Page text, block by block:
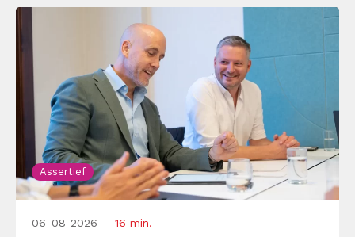
Assertief
06-08-2026 16 min.